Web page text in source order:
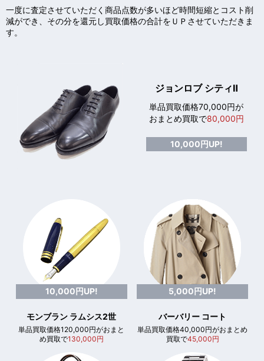
一度に査定させていただく商品点数が多いほど時間短縮とコスト削
減ができ、 その分を還元し買取価格の合計をＵＰさせていただきま
す。
ジョンロブ シティⅡ
単品買取価格70,000円が
おまとめ買取で80,000円
10,000円UP!
10,000円UP!
モンブラン ラムシス2世
単品買取価格120,000円がおまと
め買取で130,000円
5,000円UP!
バーバリー コート
単品買取価格40,000円がおまとめ
買取で45,000円